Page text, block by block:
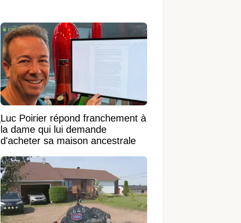
Luc Poirier répond franchement à
la dame qui lui demande
d'acheter sa maison ancestrale